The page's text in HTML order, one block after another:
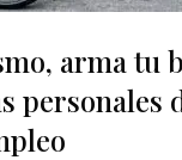
arma tu
personales